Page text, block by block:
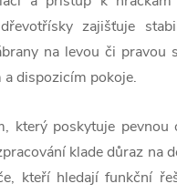
zajišťuje
na levou či pravou
dispozicím pokoje.
který poskytuje pevnou
klade důraz na
kteří hledají funkční